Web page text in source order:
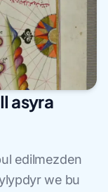
asyra
edilmezden
we bu